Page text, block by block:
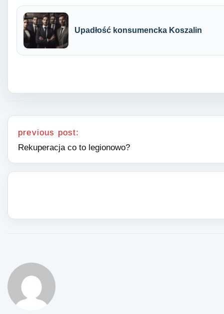
Upadłość konsumencka Koszalin
Nawigacja wpisu
previous post:
Rekuperacja co to legionowo?